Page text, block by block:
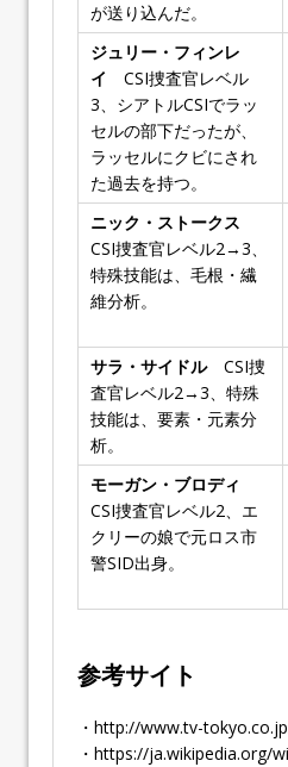
が送り込んだ。
ジュリー・フィンレ
イ
CSI捜査官レベル
3、シアトルCSIでラッ
セルの部下だったが、
ラッセルにクビにされ
た過去を持つ。
ニック・ストークス
CSI捜査官レベル2→3、
特殊技能は、毛根・繊
維分析。
サラ・サイドルCSI捜
査官レベル2→3、特殊
技能は、要素・元素分
析。
モーガン・ブロディ
CSI捜査官レベル2、エ
クリーの娘で元ロス市
警SID出身。
参考サイト
・http://www.tv-
・https://ja.wikipedia.org/